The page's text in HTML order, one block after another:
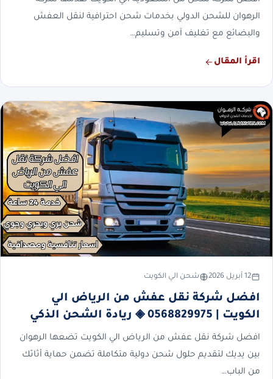
الرهوان للشحن الدولي بخدمات شحن احترافية لنقل العفش
والبضائع مع تغليف آمن وتسليم…
اقرأ المقال
12 أبريل 2026 شحن الي الكويت
افضل شركة نقل عفش من الرياض الي
الكويت | 0568829975 ◈ ريادة الشحن الذكي
افضل شركة نقل عفش من الرياض الي الكويت تضعها الرهوان
بين يديك لتقديم حلول شحن دولية متكاملة تضمن حماية أثاثك
من الباب…